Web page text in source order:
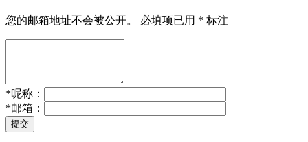
您的邮箱地址不会被公开。 必填项已用 * 标注
*昵称：
*邮箱：
提交